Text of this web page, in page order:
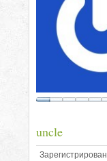
uncle
Зарегистрирован